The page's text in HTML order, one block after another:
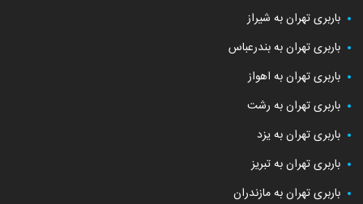
باربری تهران به شیراز
باربری تهران به بندرعباس
باربری تهران به اهواز
باربری تهران به رشت
باربری تهران به یزد
باربری تهران به تبریز
باربری تهران به مازندران